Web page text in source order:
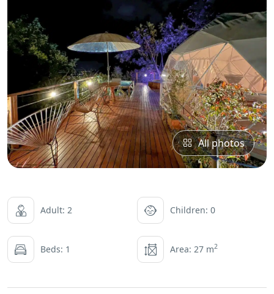
All photos
Adult: 2 Children: 0
Beds: 1 Area: 27 m2